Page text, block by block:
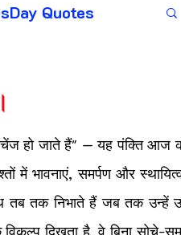
Quotes
Advice Quotes
Kalam Quotes
हो जाते हैं" — यह पंक्ति आज
भावनाएं, समर्पण और स्थायित्व
तब तक निभाते हैं जब तक उन्हें
दिखता है, वे बिना सोचे-समझे